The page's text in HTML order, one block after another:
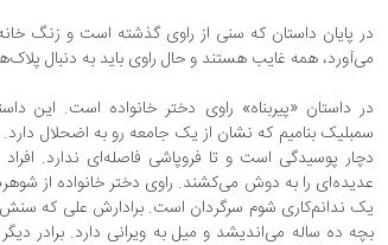
در پایان داستان که سنی از راوی گذشته است و زنگ
می‌آورد، همه غایب هستند و حال راوی باید به دنبال
در داستان «پیربناه» راوی دختر خانواده است. این
سمبلیک بنامیم که نشان از یک جامعه رو به اضحلال دارد.
دچار پوسیدگی است و تا فروپاشی فاصله‌ای ندارد.
عدیده‌ای را به دوش می‌کشند. راوی دختر خانواده از
یک ندانم‌کاری شوم سرگردان است. برادارش علی که
بچه ده ساله می‌اندیشد و میل به ویرانی دارد. برادر